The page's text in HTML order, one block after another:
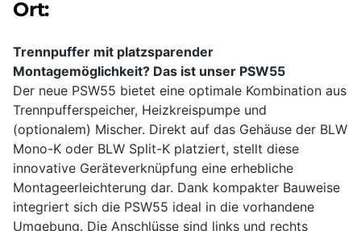
Ort:
Trennpuffer mit platzsparender
Montagemöglichkeit? Das ist unser PSW55
Der neue PSW55 bietet eine optimale Kombination aus
Trennpufferspeicher, Heizkreispumpe und
(optionalem) Mischer. Direkt auf das Gehäuse der BLW
Mono-K oder BLW Split-K platziert, stellt diese
innovative Geräteverknüpfung eine erhebliche
Montageerleichterung dar. Dank kompakter Bauweise
integriert sich die PSW55 ideal in die vorhandene
Umgebung. Die Anschlüsse sind links und rechts